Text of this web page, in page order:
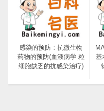
感染的预防：抗微生物
药物的预防(血液病学 粒
细胞缺乏的抗感染治疗)
基